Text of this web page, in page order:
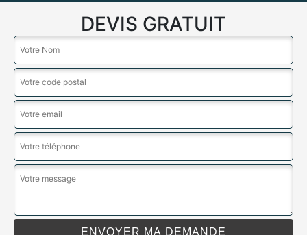
DEVIS GRATUIT